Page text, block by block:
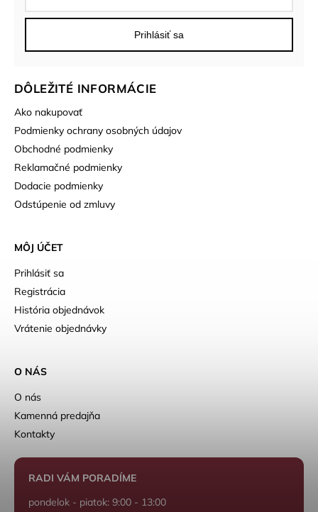
DÔLEŽITÉ INFORMÁCIE
Ako nakupovať
Podmienky ochrany osobných údajov
Obchodné podmienky
Reklamačné podmienky
Dodacie podmienky
Odstúpenie od zmluvy
MÔJ ÚČET
Prihlásiť sa
Registrácia
História objednávok
Vrátenie objednávky
Prihlásiť sa
O NÁS
O nás
Kamenná predajňa
Kontakty
RADI VÁM PORADÍME
pondelok - piatok: 9:00 - 13:00